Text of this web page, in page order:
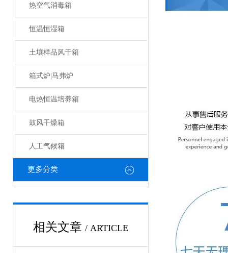
热空气消毒箱
恒温恒湿箱
土壤样品风干箱
箱式炉|马弗炉
电热恒温培养箱
鼓风干燥箱
人工气候箱
更多分类
相关文章 / ARTICLE